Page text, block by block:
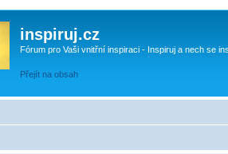
inspiruj.cz
Fórum pro Vaši vnitřní inspiraci - Inspiruj a nech se
Přejít na obsah